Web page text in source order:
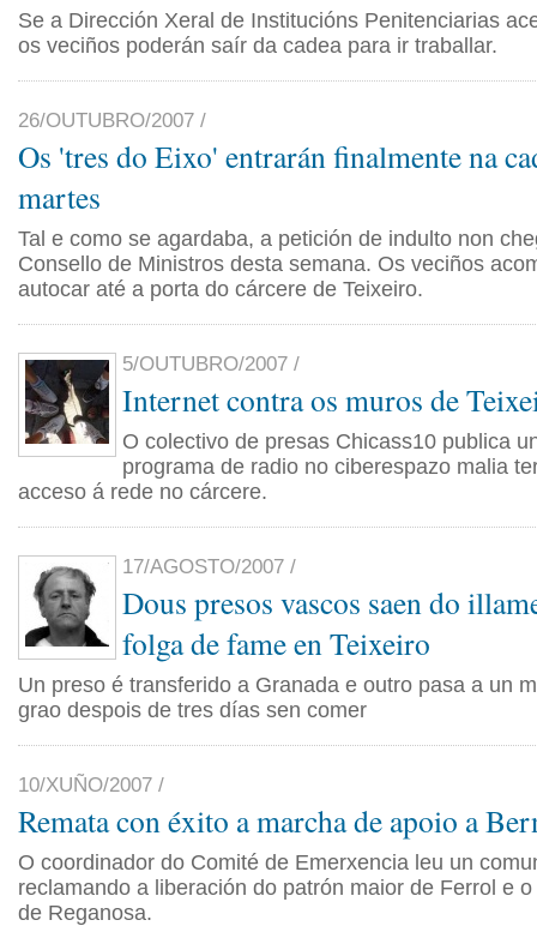
Se a Dirección Xeral de Institucións Penitenciarias
os veciños poderán saír da cadea para ir traballar.
26/OUTUBRO/2007 /
Os 'tres do Eixo' entrarán finalmente na
martes
Tal e como se agardaba, a petición de indulto non
Consello de Ministros desta semana. Os veciños
autocar até a porta do cárcere de Teixeiro.
5/OUTUBRO/2007 /
Internet contra os muros de
O colectivo de presas Chicass10 publica
programa de radio no ciberespazo malia
acceso á rede no cárcere.
17/AGOSTO/2007 /
Dous presos vascos saen do
folga de fame en Teixeiro
Un preso é transferido a Granada e outro pasa a un
grao despois de tres días sen comer
10/XUÑO/2007 /
Remata con éxito a marcha de apoio a
O coordinador do Comité de Emerxencia leu un
reclamando a liberación do patrón maior de Ferrol e
de Reganosa.